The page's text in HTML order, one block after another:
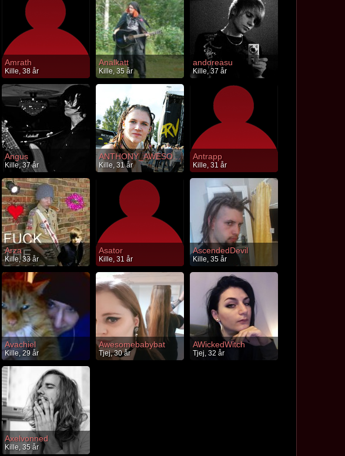
Amrath
Kille, 38 år
Analkatt
Kille, 35 år
andoreasu
Kille, 37 år
Angus
Kille, 37 år
ANTHONY_AWESOOME
Kille, 31 år
Antrapp
Kille, 31 år
Arza
Kille, 33 år
Asator
Kille, 31 år
AscendedDevil
Kille, 35 år
Avachiel
Kille, 29 år
Awesomebabybat
Tjej, 30 år
AWickedWitch
Tjej, 32 år
Axelvonned
Kille, 35 år